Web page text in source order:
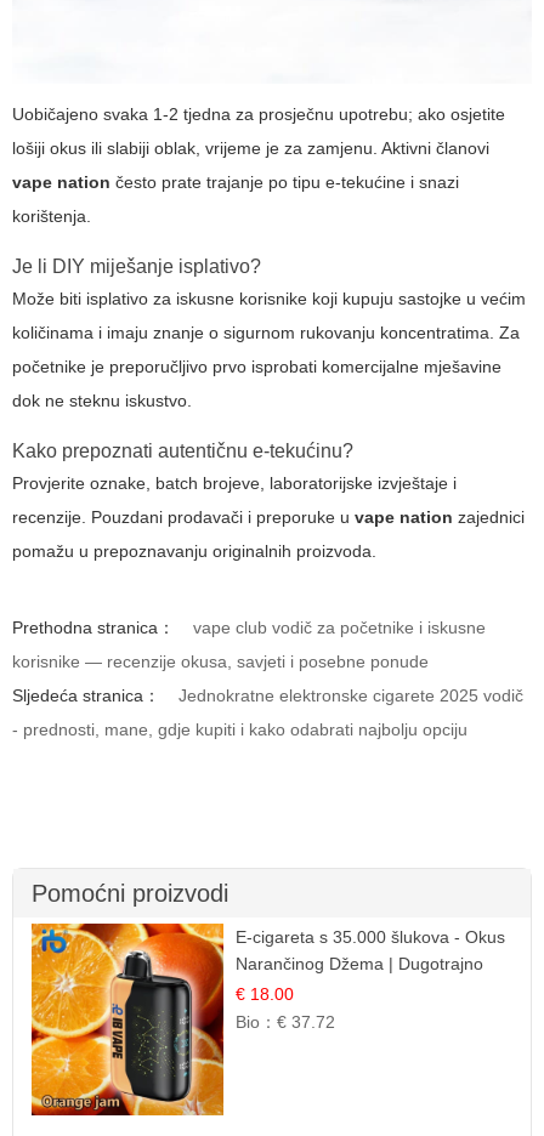
Uobičajeno svaka 1-2 tjedna za prosječnu upotrebu; ako osjetite
lošiji okus ili slabiji oblak, vrijeme je za zamjenu. Aktivni članovi
vape nation često prate trajanje po tipu e-tekućine i snazi
korištenja.
Je li DIY miješanje isplativo?
Može biti isplativo za iskusne korisnike koji kupuju sastojke u većim
količinama i imaju znanje o sigurnom rukovanju koncentratima. Za
početnike je preporučljivo prvo isprobati komercijalne mješavine
dok ne steknu iskustvo.
Kako prepoznati autentičnu e-tekućinu?
Provjerite oznake, batch brojeve, laboratorijske izvještaje i
recenzije. Pouzdani prodavači i preporuke u vape nation zajednici
pomažu u prepoznavanju originalnih proizvoda.
Prethodna stranica：
vape club vodič za početnike i iskusne
korisnike — recenzije okusa, savjeti i posebne ponude
Sljedeća stranica：
Jednokratne elektronske cigarete 2025 vodič
- prednosti, mane, gdje kupiti i kako odabrati najbolju opciju
Pomoćni proizvodi
E-cigareta s 35.000 šlukova - Okus
Narančinog Džema | Dugotrajno
Iskustvo
€ 18.00
Bio：€ 37.72